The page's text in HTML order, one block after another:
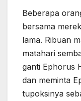
Beberapa
bersama
lama. Ribuan
matahari
ganti Ephorus
dan meminta
tupoksinya